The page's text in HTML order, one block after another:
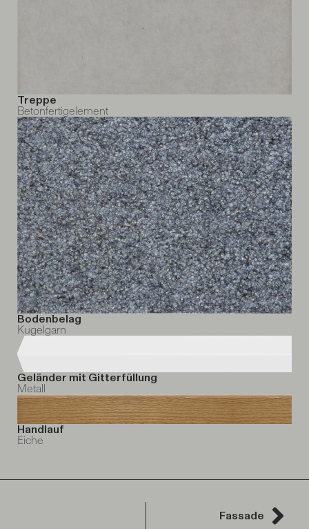
Treppe
Betonfertigelement
Bodenbelag
Kugelgarn
Geländer mit Gitterfüllung
Metall
Handlauf
Eiche
Fassade